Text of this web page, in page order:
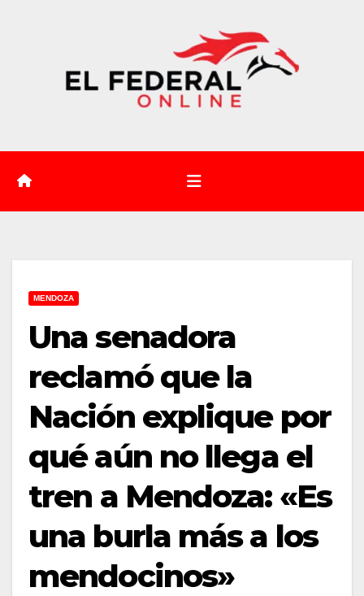
MENDOZA
Una senadora
reclamó que la
Nación explique por
qué aún no llega el
tren a Mendoza: «Es
una burla más a los
mendocinos»